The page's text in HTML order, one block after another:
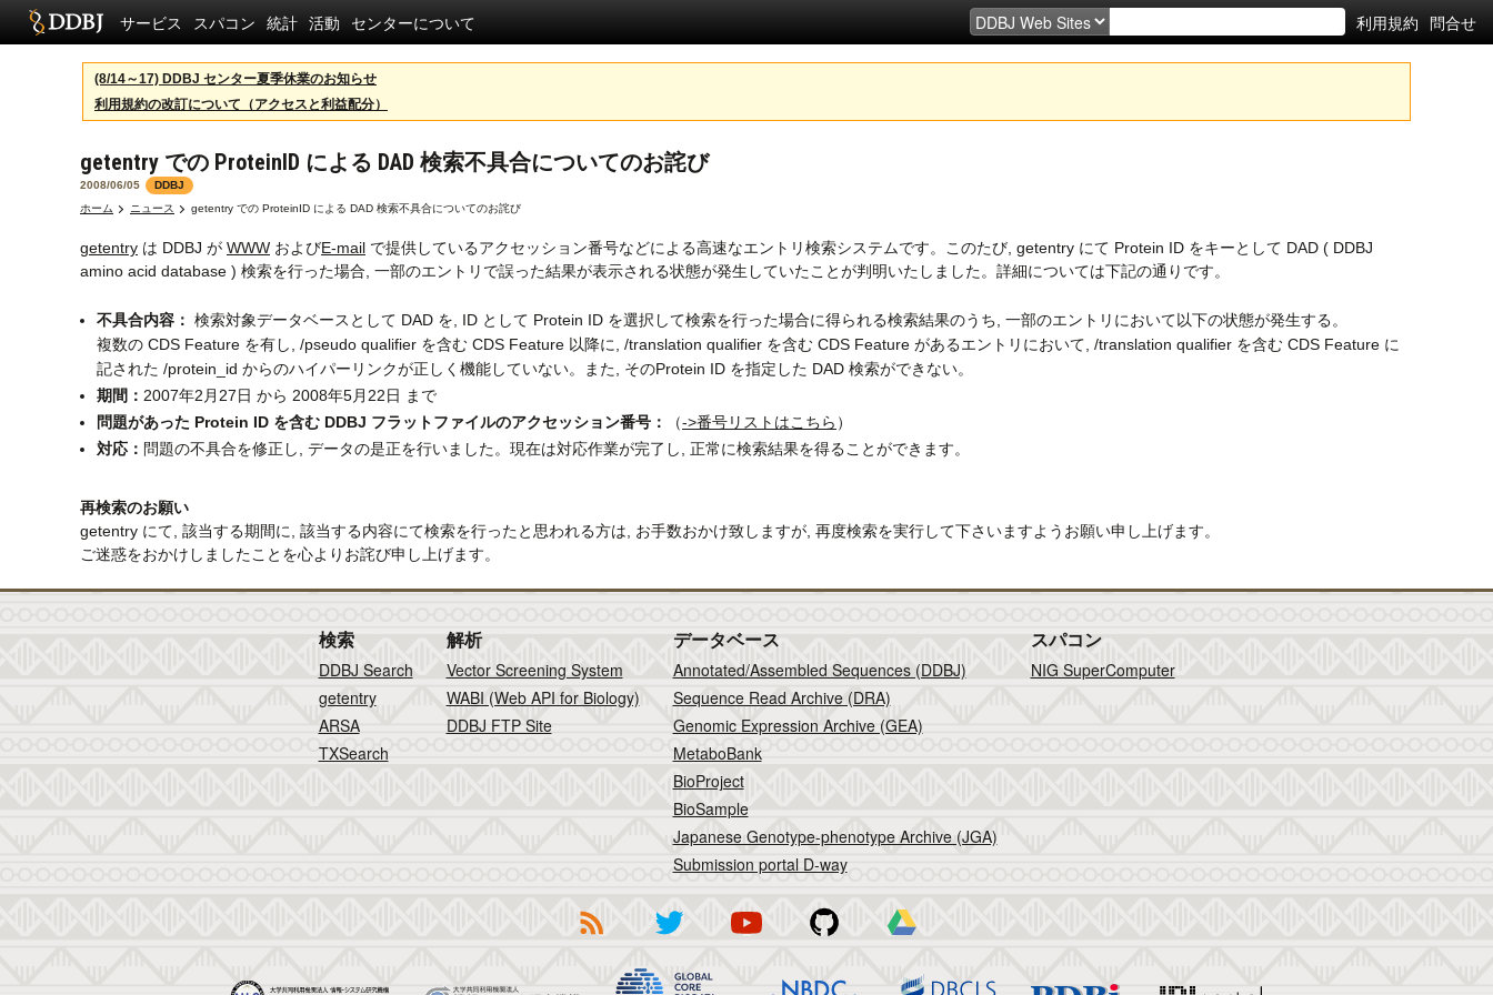
サービス スパコン 統計 活動 センターについて 利用規約 問合せ
(8/14～17) DDBJ センター夏季休業のお知らせ
利用規約の改訂について（アクセスと利益配分）
getentry での ProteinID による DAD 検索不具合についてのお詫び
2008/06/05
DDBJ
ホーム
ニュース getentry での ProteinID による DAD 検索不具合についてのお詫び
getentry は DDBJ が WWW およびE-mail で提供しているアクセッション番号などによる高速なエントリ検索システムです。このたび, getentry にて Protein ID をキーとして DAD ( DDBJ
amino acid database ) 検索を行った場合, 一部のエントリで誤った結果が表示される状態が発生していたことが判明いたしました。詳細については下記の通りです。
不具合内容： 検索対象データベースとして DAD を, ID として Protein ID を選択して検索を行った場合に得られる検索結果のうち, 一部のエントリにおいて以下の状態が発生する。
複数の CDS Feature を有し, /pseudo qualifier を含む CDS Feature 以降に, /translation qualifier を含む CDS Feature があるエントリにおいて, /translation qualifier を含む CDS Feature に
記された /protein_id からのハイパーリンクが正しく機能していない。また, そのProtein ID を指定した DAD 検索ができない。
期間： 2007年2月27日 から 2008年5月22日 まで
問題があった Protein ID を含む DDBJ フラットファイルのアクセッション番号：
（->番号リストはこちら ）
対応： 問題の不具合を修正し, データの是正を行いました。現在は対応作業が完了し, 正常に検索結果を得ることができます。
再検索のお願い
getentry にて, 該当する期間に, 該当する内容にて検索を行ったと思われる方は, お手数おかけ致しますが, 再度検索を実行して下さいますようお願い申し上げます。
ご迷惑をおかけしましたことを心よりお詫び申し上げます。
検索
DDBJ Search
getentry
ARSA
TXSearch
解析
Vector Screening System
WABI (Web API for Biology)
DDBJ FTP Site
データベース
Annotated/Assembled Sequences (DDBJ)
Sequence Read Archive (DRA)
Genomic Expression Archive (GEA)
MetaboBank
BioProject
BioSample
Japanese Genotype-phenotype Archive (JGA)
Submission portal D-way
スパコン
NIG SuperComputer